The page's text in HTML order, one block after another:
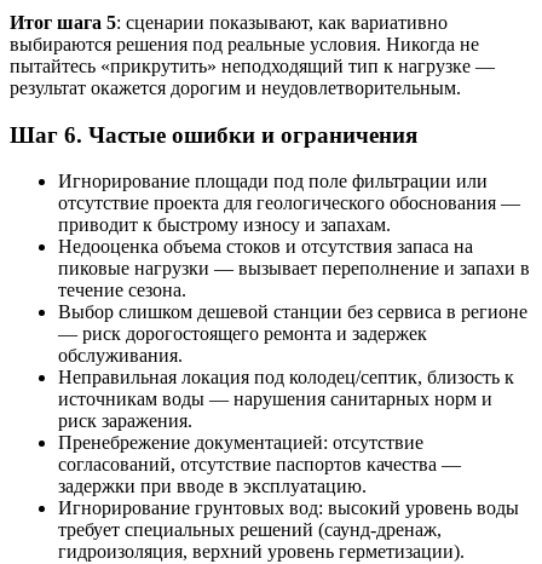
Итог шага 5: сценарии показывают, как вариативно
выбираются решения под реальные условия. Никогда не
пытайтесь «прикрутить» неподходящий тип к нагрузке —
результат окажется дорогим и неудовлетворительным.
Шаг 6. Частые ошибки и ограничения
Игнорирование площади под поле фильтрации или
отсутствие проекта для геологического обоснования —
приводит к быстрому износу и запахам.
Недооценка объема стоков и отсутствия запаса на
пиковые нагрузки — вызывает переполнение и запахи в
течение сезона.
Выбор слишком дешевой станции без сервиса в регионе
— риск дорогостоящего ремонта и задержек
обслуживания.
Неправильная локация под колодец/септик, близость к
источникам воды — нарушения санитарных норм и
риск заражения.
Пренебрежение документацией: отсутствие
согласований, отсутствие паспортов качества —
задержки при вводе в эксплуатацию.
Игнорирование грунтовых вод: высокий уровень воды
требует специальных решений (саунд-дренаж,
гидроизоляция, верхний уровень герметизации).